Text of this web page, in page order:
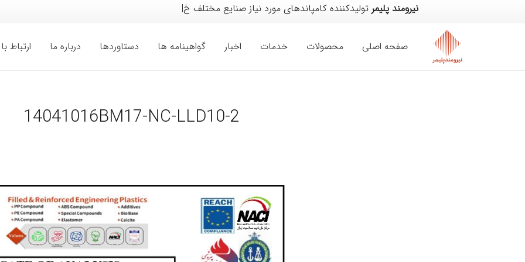
نیرومند پلیمر تولیدکننده کامپاندهای مورد نیاز صنایع مختلف خودرو، لو
صفحه اصلی محصولات خدمات اخبار گواهینامه ها دستاوردها درباره ما ارتباط
14041016BM17-NC-LLD10-2